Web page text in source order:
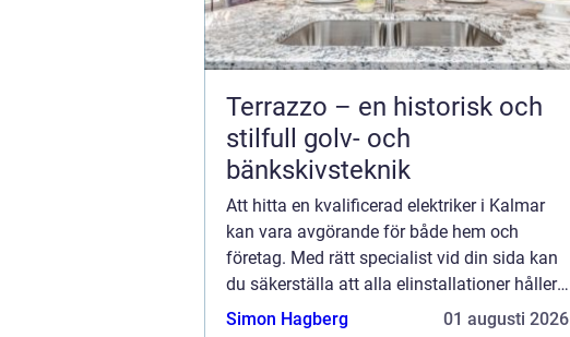
Terrazzo – en historisk och
stilfull golv- och
bänkskivsteknik
Att hitta en kvalificerad elektriker i Kalmar
kan vara avgörande för både hem och
företag. Med rätt specialist vid din sida kan
du säkerställa att alla elinstallationer håller
högsta standard och sä...
Simon Hagberg 01 augusti 2026